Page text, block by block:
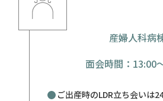
産婦人科病
面会時間：13:00
ご出産時のLDR立ち会いは